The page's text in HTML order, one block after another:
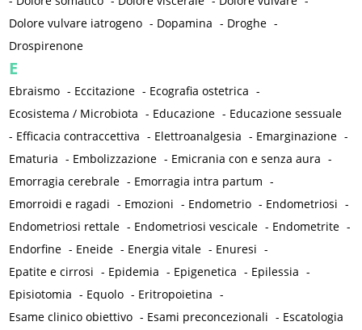
Dolore vulvare iatrogeno - Dopamina - Droghe -
Drospirenone
E
Ebraismo - Eccitazione - Ecografia ostetrica -
Ecosistema / Microbiota - Educazione - Educazione sessuale
- Efficacia contraccettiva - Elettroanalgesia - Emarginazione -
Ematuria - Embolizzazione - Emicrania con e senza aura -
Emorragia cerebrale - Emorragia intra partum -
Emorroidi e ragadi - Emozioni - Endometrio - Endometriosi -
Endometriosi rettale - Endometriosi vescicale - Endometrite -
Endorfine - Eneide - Energia vitale - Enuresi -
Epatite e cirrosi - Epidemia - Epigenetica - Epilessia -
Episiotomia - Equolo - Eritropoietina -
Esame clinico obiettivo - Esami preconcezionali - Escatologia